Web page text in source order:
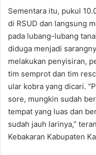
Sementara itu, pukul
di RSUD dan langsung
pada lubang-lubang
diduga menjadi
melakukan penyisiran,
tim semprot dan tim
ular kobra yang dicari.
sore, mungkin sudah
tempat yang luas dan
sudah jauh larinya,”
Kebakaran Kabupaten